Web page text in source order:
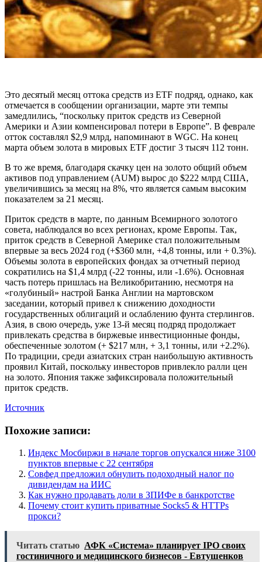
Это десятый месяц оттока средств из ETF подряд, однако, как
отмечается в сообщении организации, марте эти темпы
замедлились, “поскольку приток средств из Северной
Америки и Азии компенсировал потери в Европе”. В феврале
отток составлял $2,9 млрд, напоминают в WGC. На конец
марта объем золота в мировых ETF достиг 3 тысяч 112 тонн.
В то же время, благодаря скачку цен на золото общий объем
активов под управлением (AUM) вырос до $222 млрд США,
увеличившись за месяц на 8%, что является самым высоким
показателем за 21 месяц.
Приток средств в марте, по данным Всемирного золотого
совета, наблюдался во всех регионах, кроме Европы. Так,
приток средств в Северной Америке стал положительным
впервые за весь 2024 год (+$360 млн, +4,8 тонны, или + 0.3%).
Объемы золота в европейских фондах за отчетный период
сократились на $1,4 млрд (-22 тонны, или -1.6%). Основная
часть потерь пришлась на Великобританию, несмотря на
«голубиный» настрой Банка Англии на мартовском
заседании, который привел к снижению доходности
государственных облигаций и ослаблению фунта стерлингов.
Азия, в свою очередь, уже 13-й месяц подряд продолжает
привлекать средства в биржевые инвестиционные фонды,
обеспеченные золотом (+ $217 млн, + 3,1 тонны, или +2.2%).
По традиции, среди азиатских стран наибольшую активность
проявил Китай, поскольку инвесторов привлекло ралли цен
на золото. Япония также зафиксировала положительный
приток средств.
Источник
Похожие записи:
Индекс Мосбиржи в начале торгов опускался ниже 3100
пунктов впервые с 22 сентября
Совфед предложил обнулить подоходный налог по
дивидендам на ИИС
Как нужно продавать доли в ЗПИФе в банкротстве
Почему стоит купить приватные Socks5 & HTTPs
прокси?
Читать статью АФК «Система» планирует IPO своих
гостиничного и медицинского бизнесов - Евтушенков